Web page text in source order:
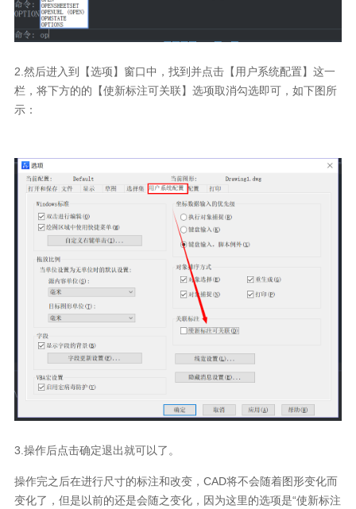
2. 然后进入到【选项】窗口中，找到并点击【用户系统配置】这一
栏，将下方的的【使新标注可关联】选项取消勾选即可，如下图所
示：
3. 操作后点击确定退出就可以了。
操作完之后在进行尺寸的标注和改变， CAD将不会随着图形变化而
变化了，但是以前的还是会随之变化，因为这里的选项是“使新标注